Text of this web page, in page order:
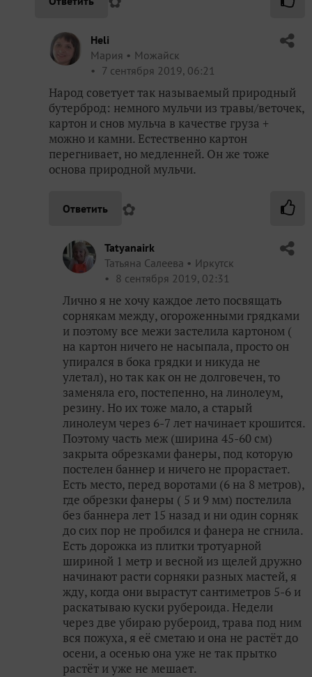
Heli
Мария
Можайск
7 сентября 2019, 06:21
Народ советует так называемый природный
бутерброд: немного мульчи из травы/веточек,
картон и снов мульча в качестве груза +
можно и камни. Естественно картон
перегнивает, но медленней. Он же тоже
основа природной мульчи.
Ответить ✿
Tatyanairk
Татьяна Салеева
Иркутск
8 сентября 2019, 02:31
Лично я не хочу каждое лето посвящать
сорнякам между, огороженными грядками
и поэтому все межи застелила картоном (
на картон ничего не насыпала, просто он
упирался в бока грядки и никуда не
улетал), но так как он не долговечен, то
заменяла его, постепенно, на линолеум,
резину. Но их тоже мало, а старый
линолеум через 6-7 лет начинает крошится.
Поэтому часть меж (ширина 45-60 см)
закрыта обрезками фанеры, под которую
постелен баннер и ничего не прорастает.
Есть место, перед воротами (6 на 8 метров),
где обрезки фанеры ( 5 и 9 мм) постелила
без баннера лет 15 назад и ни один сорняк
до сих пор не пробился и фанера не сгнила.
Есть дорожка из плитки тротуарной
шириной 1 метр и весной из щелей дружно
начинают расти сорняки разных мастей, я
жду, когда они вырастут сантиметров 5-6 и
раскатываю куски рубероида. Недели
через две убираю рубероид, трава под ним
вся пожуха, я её сметаю и она не растёт до
осени, а осенью она уже не так прытко
растёт и уже не мешает.